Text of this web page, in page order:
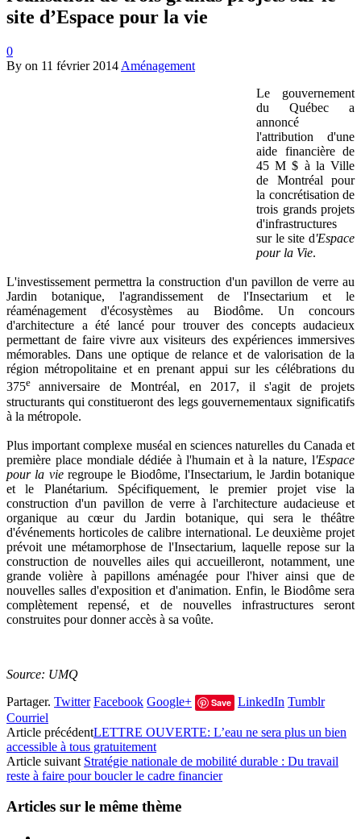
site d’Espace pour la vie
0
By on 11 février 2014 Aménagement
Le gouvernement
du Québec a
annoncé
l'attribution d'une
aide financière de
45 M $ à la Ville
de Montréal pour
la concrétisation de
trois grands projets
d'infrastructures
sur le site d'Espace
pour la Vie.
L'investissement permettra la construction d'un pavillon de verre au
Jardin botanique, l'agrandissement de l'Insectarium et le
réaménagement d'écosystèmes au Biodôme. Un concours
d'architecture a été lancé pour trouver des concepts audacieux
permettant de faire vivre aux visiteurs des expériences immersives
mémorables. Dans une optique de relance et de valorisation de la
région métropolitaine et en prenant appui sur les célébrations du
375e anniversaire de Montréal, en 2017, il s'agit de projets
structurants qui constitueront des legs gouvernementaux significatifs
à la métropole.
Plus important complexe muséal en sciences naturelles du Canada et
première place mondiale dédiée à l'humain et à la nature, l'Espace
pour la vieregroupe le Biodôme, l'Insectarium, le Jardin botanique
et le Planétarium. Spécifiquement, le premier projet vise la
construction d'un pavillon de verre à l'architecture audacieuse et
organique au cœur du Jardin botanique, qui sera le théâtre
d'événements horticoles de calibre international. Le deuxième projet
prévoit une métamorphose de l'Insectarium, laquelle repose sur la
construction de nouvelles ailes qui accueilleront, notamment, une
grande volière à papillons aménagée pour l'hiver ainsi que de
nouvelles salles d'exposition et d'animation. Enfin, le Biodôme sera
complètement repensé, et de nouvelles infrastructures seront
construites pour donner accès à sa voûte.
Source: UMQ
Partager. Twitter Facebook Google+ Save LinkedIn Tumblr
Courriel
Article précédentLETTRE OUVERTE: L’eau ne sera plus un bien
accessible à tous gratuitement
Article suivant Stratégie nationale de mobilité durable : Du travail
reste à faire pour boucler le cadre financier
Articles sur le même thème